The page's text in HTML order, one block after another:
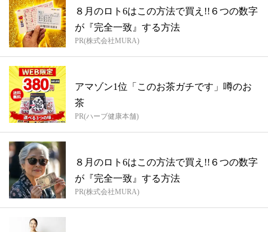
８月のロト6はこの方法で買え!!６つの数字
が『完全一致』する方法
PR(株式会社MURA)
アマゾン1位「このお茶ガチです」噂のお
茶
PR(ハーブ健康本舗)
８月のロト6はこの方法で買え!!６つの数字
が『完全一致』する方法
PR(株式会社MURA)